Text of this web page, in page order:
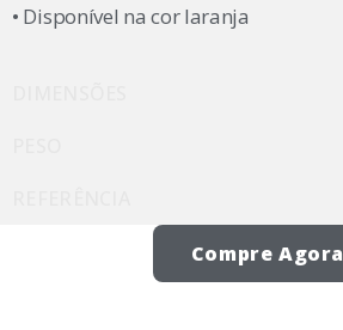
• Disponível na cor laranja
Compre Agora